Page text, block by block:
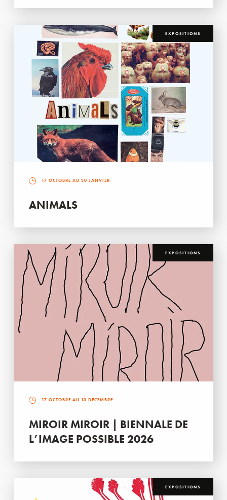
EXPOSITIONS
17 OCTOBRE AU 30 JANVIER
ANIMALS
EXPOSITIONS
17 OCTOBRE AU 13 DÉCEMBRE
MIROIR MIROIR | BIENNALE DE
L’IMAGE POSSIBLE 2026
EXPOSITIONS